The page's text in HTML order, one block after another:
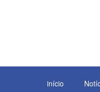
início